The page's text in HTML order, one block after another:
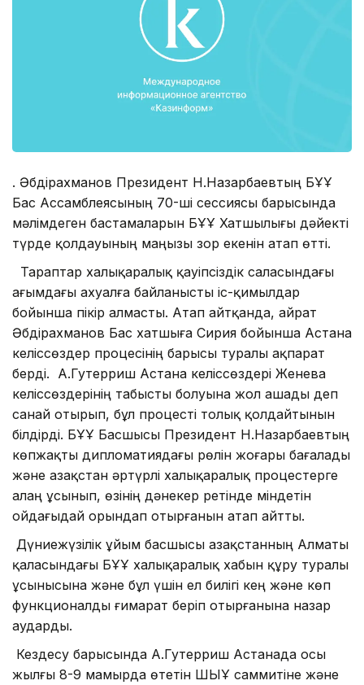
Қ. Әбдірахманов Президент Н.Назарбаевтың БҰҰ
Бас Ассамблеясының 70-ші сессиясы барысында
мәлімдеген бастамаларын БҰҰ Хатшылығы дәйекті
түрде қолдауының маңызы зор екенін атап өтті.
Тараптар халықаралық қауіпсіздік саласындағы
ағымдағы ахуалға байланысты іс-қимылдар
бойынша пікір алмасты. Атап айтқанда, Қайрат
Әбдірахманов Бас хатшыға Сирия бойынша Астана
келіссөздер процесінің барысы туралы ақпарат
берді. А.Гутерриш Астана келіссөздері Женева
келіссөздерінің табысты болуына жол ашады деп
санай отырып, бұл процесті толық қолдайтынын
білдірді. БҰҰ Басшысы Президент Н.Назарбаевтың
көпжақты дипломатиядағы рөлін жоғары бағалады
және Қазақстан әртүрлі халықаралық процестерге
алаң ұсынып, өзінің дәнекер ретінде міндетін
ойдағыдай орындап отырғанын атап айтты.
Дүниежүзілік ұйым басшысы Қазақстанның Алматы
қаласындағы БҰҰ халықаралық хабын құру туралы
ұсынысына және бұл үшін ел билігі кең және көп
функционалды ғимарат беріп отырғанына назар
аударды.
Кездесу барысында А.Гутерриш Астанада осы
жылғы 8-9 мамырда өтетін ШЫҰ саммитіне және